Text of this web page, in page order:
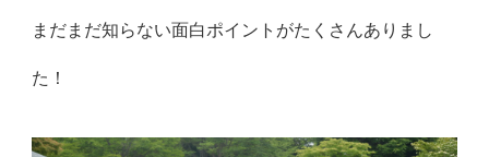
まだまだ知らない面白ポイントがたくさんありまし
た！